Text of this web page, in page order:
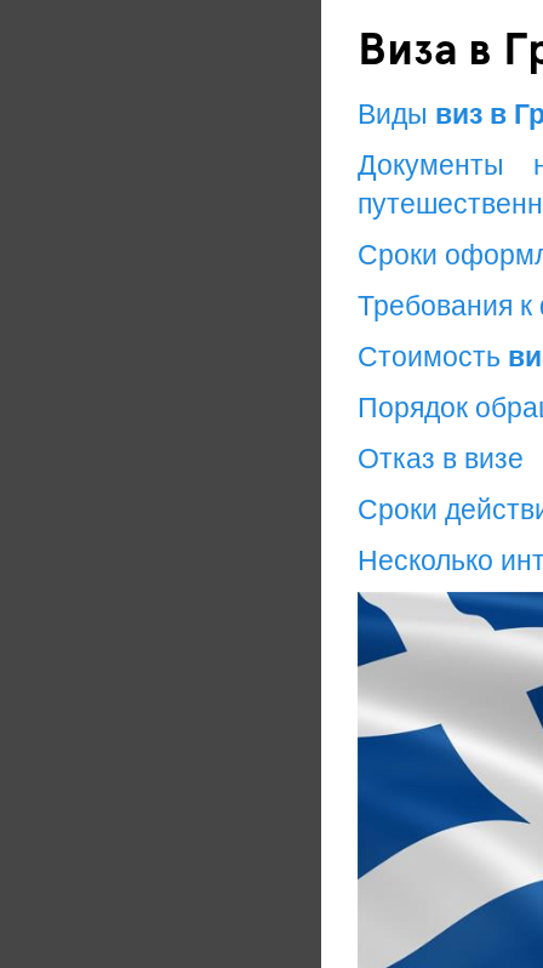
Виза в
Виды виз в
Сроки
Требования к
Стоимость
Порядок
Отказ в визе
Сроки
Несколько